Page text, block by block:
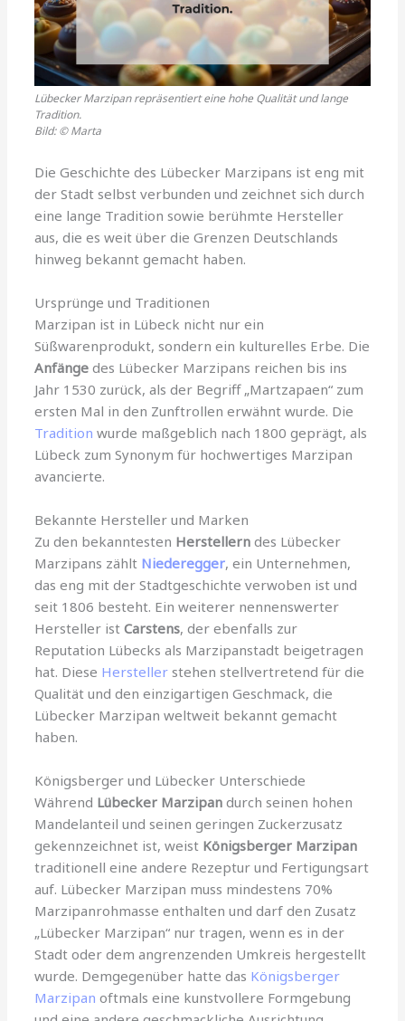
Lübecker Marzipan repräsentiert eine hohe Qualität und lange
Tradition.
Bild: © Marta
Die Geschichte des Lübecker Marzipans ist eng mit
der Stadt selbst verbunden und zeichnet sich durch
eine lange Tradition sowie berühmte Hersteller
aus, die es weit über die Grenzen Deutschlands
hinweg bekannt gemacht haben.
Ursprünge und Traditionen
Marzipan ist in Lübeck nicht nur ein
Süßwarenprodukt, sondern ein kulturelles Erbe. Die
Anfänge des Lübecker Marzipans reichen bis ins
Jahr 1530 zurück, als der Begriff „Martzapaen“ zum
ersten Mal in den Zunftrollen erwähnt wurde. Die
Tradition wurde maßgeblich nach 1800 geprägt, als
Lübeck zum Synonym für hochwertiges Marzipan
avancierte.
Bekannte Hersteller und Marken
Zu den bekanntesten Herstellern des Lübecker
Marzipans zählt Niederegger, ein Unternehmen,
das eng mit der Stadtgeschichte verwoben ist und
seit 1806 besteht. Ein weiterer nennenswerter
Hersteller istCarstens, der ebenfalls zur
Reputation Lübecks als Marzipanstadt beigetragen
hat. Diese Hersteller stehen stellvertretend für die
Qualität und den einzigartigen Geschmack, die
Lübecker Marzipan weltweit bekannt gemacht
haben.
Königsberger und Lübecker Unterschiede
Während Lübecker Marzipan durch seinen hohen
Mandelanteil und seinen geringen Zuckerzusatz
gekennzeichnet ist, weist Königsberger Marzipan
traditionell eine andere Rezeptur und Fertigungsart
auf. Lübecker Marzipan muss mindestens 70%
Marzipanrohmasse enthalten und darf den Zusatz
„Lübecker Marzipan“ nur tragen, wenn es in der
Stadt oder dem angrenzenden Umkreis hergestellt
wurde. Demgegenüber hatte das Königsberger
Marzipan oftmals eine kunstvollere Formgebung